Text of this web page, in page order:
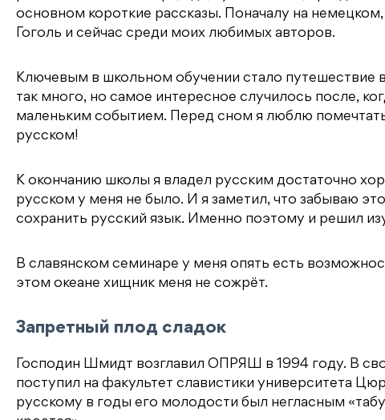
основном короткие рассказы. Поначалу на
Гоголь и сейчас среди моих любимых авторов.
Ключевым в школьном обучении стало путешествие
так много, но самое интересное случилось после,
маленьким событием. Перед сном я люблю
русском!
К окончанию школы я владел русским достаточно
русском у меня не было. И я заметил, что забываю
сохранить русский язык. Именно поэтому и решил
В славянском семинаре у меня опять есть
этом океане хищник меня не сожрёт.
Запретный плод сладок
Господин Шмидт возглавил ОПРЯШ в 1994 году. В
поступил на факультет славистики университета
русскому в годы его молодости был негласным